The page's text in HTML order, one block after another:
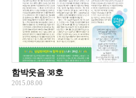
함박웃음 38호
2015.08.00